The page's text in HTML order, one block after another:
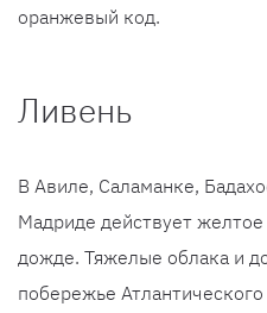
оранжевый код.
Ливень
В Авиле, Саламанке,
Мадриде действует
дожде. Тяжелые облака и
побережье